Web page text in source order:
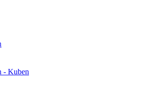
- Kuben